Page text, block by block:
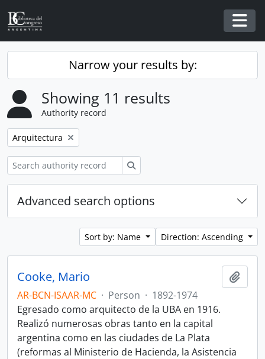
Skip to main content
Narrow your results by:
Showing 11 results
Authority record
Remove filter:
Arquitectura
Advanced search options
Sort by: Name Direction: Ascending
Cooke, Mario
AR-BCN-ISAAR-MC · Person · 1892-1974
Egresado como arquitecto de la UBA en 1916.
Realizó numerosas obras tanto en la capital
argentina como en las ciudades de La Plata
(reformas al Ministerio de Hacienda, la Asistencia